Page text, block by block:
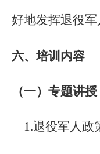
好地发挥退役军
六、培训内容
（一）专题讲授
1.退役军人政